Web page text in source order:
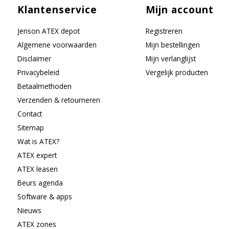
Klantenservice
Jenson ATEX depot
Algemene voorwaarden
Disclaimer
Privacybeleid
Betaalmethoden
Verzenden & retourneren
Contact
Sitemap
Wat is ATEX?
ATEX expert
ATEX leasen
Beurs agenda
Software & apps
Nieuws
ATEX zones
Mijn account
Registreren
Mijn bestellingen
Mijn verlanglijst
Vergelijk producten